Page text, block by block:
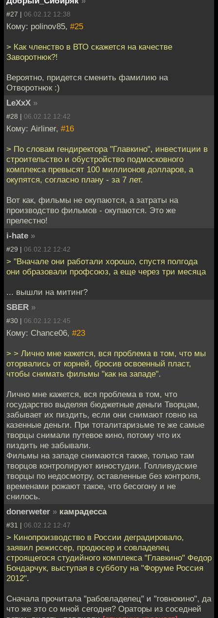
#27 | 06.02.12 12:38
Кому: polinov85, #25
> Как членство в ВТО скажется на качестве
Заворотнюк?!
Вероятно, придется сменить фамилию на
Отворотнюк :)
LeXxX »
#28 | 06.02.12 12:42
Кому: Airliner, #16
> По словам гендиректора "Главкино", инвестиции в
строительство и обустройство подмосковного
комплекса превысят 100 миллионов долларов, а
окупятся, согласно плану - за 7 лет.
Вот как, фильмы не окупаются, а затраты на
производство фильмов - окупаются. Это же
прелестно!
i-hate »
#29 | 06.02.12 12:42
> "Вначале они работали хорошо, спустя полгода
они образовали профсоюз, а еще через три месяца
... вышли на митинг?
SBER »
#30 | 06.02.12 12:45
Кому: Chance06, #23
> > Лично мне кажется, вся проблема в том, что мы
оторвались от корней, бросив освоенный пласт,
чтобы снимать фильмы "как на западе".
Лично мне кажется, вся проблема в том, что
государство выделяя бюджетные деньги Творцам,
забывает их пиздить, если они снимают говно на
казенные деньги. При тоталитаризьме те же самые
творцы снимали путевое кино, потому что их
пиздить не забывали.
Фильмы на западе снимаются также, только там
творцов контролируют киностудии. Голливудские
творцы по недосмотру, оставленные без контроля,
временами рожают такое, что бесогону и не
снилось.
donerweter » камрадесса
#31 | 06.02.12 12:47
> Кинопроизводство в России деградировало,
заявил режиссер, продюсер и совладелец
строящегося студийного комплекса "Главкино" Федор
Бондарчук, выступая в субботу на "Форуме Россия
2012".
Сначала прочитала "рабовладелец" и "говнокино", да
что же это со мной сегодня? Ораторы из соседней